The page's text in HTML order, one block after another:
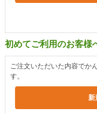
初めてご利用のお客様
ご注文いただいた内容でか
す。